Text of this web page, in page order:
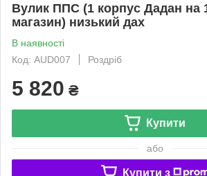
Вулик ППС (1 корпус Дадан на
магазин) низький дах
В наявності
Код: AUD007
Роздріб
5 820 ₴
Купити
або
Купити з